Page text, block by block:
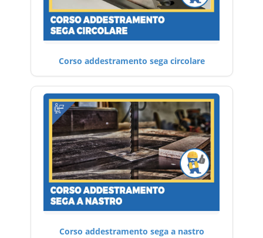
Corso addestramento sega circolare
Corso addestramento sega a nastro